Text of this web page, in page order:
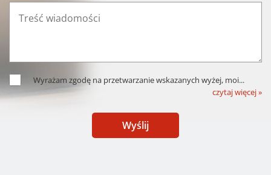
Wyrażam zgodę na przetwarzanie wskazanych wyżej, moi...
czytaj więcej »
Wyślij